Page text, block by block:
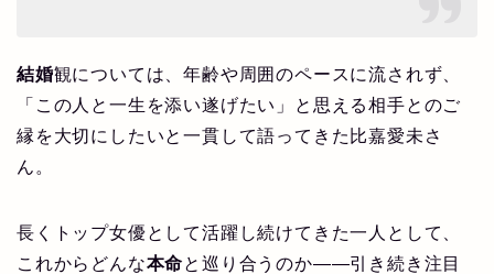
結婚観については、年齢や周囲のペースに流されず、
「この人と一生を添い遂げたい」と思える相手とのご
縁を大切にしたいと一貫して語ってきた比嘉愛未さ
ん。
長くトップ女優として活躍し続けてきた一人として、
これからどんな本命と巡り合うのか——引き続き注目